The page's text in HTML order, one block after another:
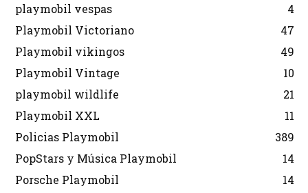
playmobil vespas
4
Playmobil Victoriano
47
Playmobil vikingos
49
Playmobil Vintage
10
playmobil wildlife
21
Playmobil XXL
11
Policias Playmobil
389
PopStars y Música Playmobil
14
Porsche Playmobil
14